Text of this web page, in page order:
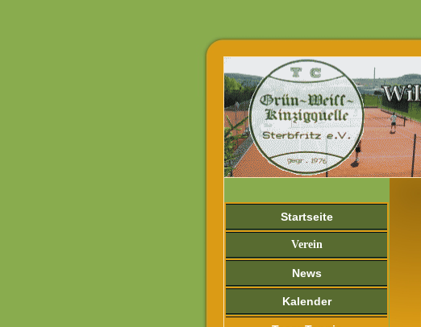
Startseite
Verein
News
Kalender